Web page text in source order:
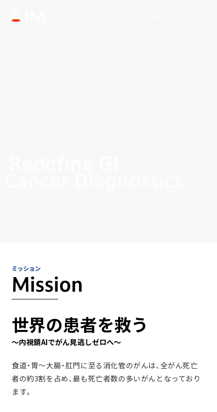
ミッション
Mission
世界の患者を救う
～内視鏡AIでがん見逃しゼロへ～
食道・胃～大腸・肛門に至る消化管のがんは、全がん死亡
者の約3割を占め、最も死亡者数の多いがんとなっており
ます。